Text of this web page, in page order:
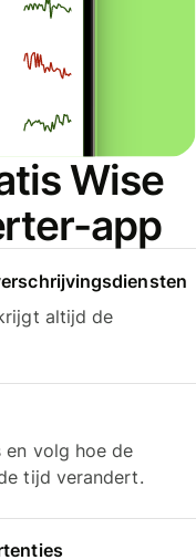
Wise
app
altijd de
en volg hoe de
tijd verandert.